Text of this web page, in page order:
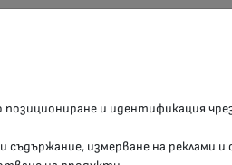
Instragram профил
позициониране и идентификация
съдържание, измерване на реклами